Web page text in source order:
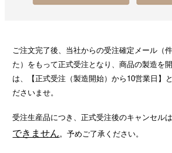
ご注文完了後、当社からの受注確定メール（
た）をもって正式受注となり、商品の製造を
は、【正式受注（製造開始）から10営業日】
ださいませ。
受注生産品につき、正式受注後のキャンセルは
できません。予めご了承ください。